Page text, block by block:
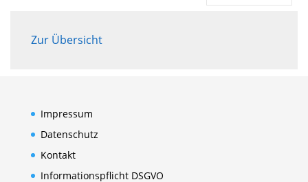
Zur Übersicht
Impressum
Datenschutz
Kontakt
Informationspflicht DSGVO